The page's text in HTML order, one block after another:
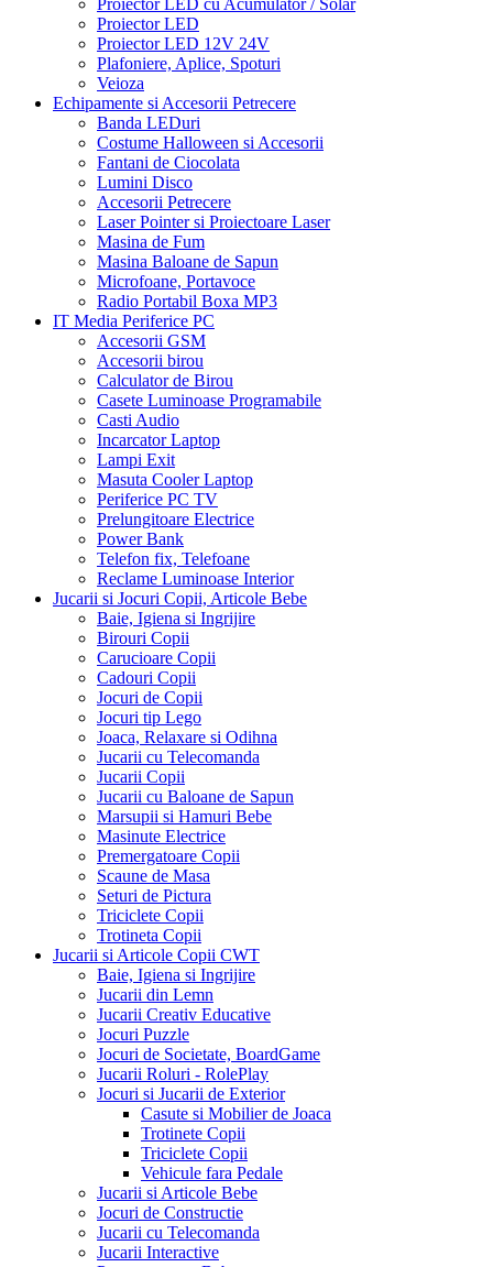
Proiector LED cu Acumulator / Solar
Proiector LED
Proiector LED 12V 24V
Plafoniere, Aplice, Spoturi
Veioza
Echipamente si Accesorii Petrecere
Banda LEDuri
Costume Halloween si Accesorii
Fantani de Ciocolata
Lumini Disco
Accesorii Petrecere
Laser Pointer si Proiectoare Laser
Masina de Fum
Masina Baloane de Sapun
Microfoane, Portavoce
Radio Portabil Boxa MP3
IT Media Periferice PC
Accesorii GSM
Accesorii birou
Calculator de Birou
Casete Luminoase Programabile
Casti Audio
Incarcator Laptop
Lampi Exit
Masuta Cooler Laptop
Periferice PC TV
Prelungitoare Electrice
Power Bank
Telefon fix, Telefoane
Reclame Luminoase Interior
Jucarii si Jocuri Copii, Articole Bebe
Baie, Igiena si Ingrijire
Birouri Copii
Carucioare Copii
Cadouri Copii
Jocuri de Copii
Jocuri tip Lego
Joaca, Relaxare si Odihna
Jucarii cu Telecomanda
Jucarii Copii
Jucarii cu Baloane de Sapun
Marsupii si Hamuri Bebe
Masinute Electrice
Premergatoare Copii
Scaune de Masa
Seturi de Pictura
Triciclete Copii
Trotineta Copii
Jucarii si Articole Copii CWT
Baie, Igiena si Ingrijire
Jucarii din Lemn
Jucarii Creativ Educative
Jocuri Puzzle
Jocuri de Societate, BoardGame
Jucarii Roluri - RolePlay
Jocuri si Jucarii de Exterior
Casute si Mobilier de Joaca
Trotinete Copii
Triciclete Copii
Vehicule fara Pedale
Jucarii si Articole Bebe
Jocuri de Constructie
Jucarii cu Telecomanda
Jucarii Interactive